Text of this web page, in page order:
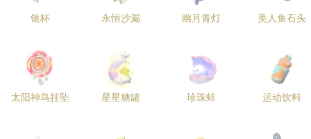
银杯 永恒沙漏 幽月青灯 美人鱼石头
太阳神鸟挂坠 星星糖罐 珍珠蚌 运动饮料